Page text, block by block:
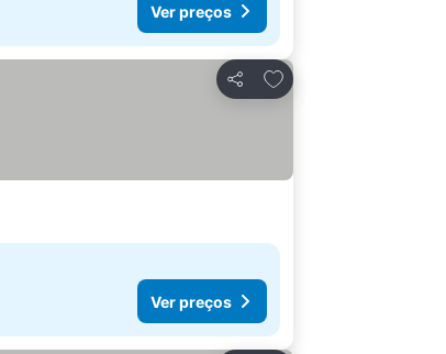
Ver preços
Partilhar
Adicionar aos favoritos
Ver preços